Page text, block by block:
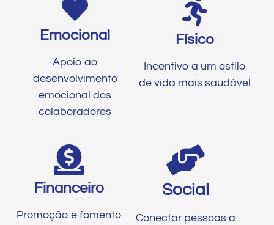
Emocional
Apoio ao
desenvolvimento
emocional dos
colaboradores
Físico
Incentivo a um estilo
de vida mais saudável
Financeiro
Promoção e fomento
Social
Conectar pessoas a